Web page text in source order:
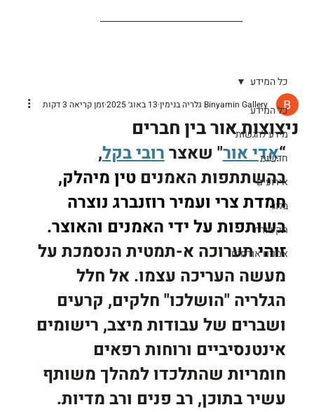
כל המידע
מידע להגשות
חדשות
אירועים
בלוג
תקשורת
אמנים אורחים
כל המידע
ניצוצות אור בין חברים
Binyamin Gallery גלריה בנימין 13 באוג׳ 2025 זמן קריאה 3 דקות
“אֵדֵי אור" שאצר רובי בקל,
בהשתתפות האמנים טין מיהלק,
חמדת צרי ועמיר רוזנברג נוצרה
בשותפות על ידי האמנים והאוצר.
זוהי תערוכה א-תמטית הנסמכת על
מעשה העריכה עצמו. אל חלל
הגלריה "הושלכו" חלקים, קרעים
ושברים של עבודות מיצב, רישומים
אינטנסיביים ורוחות רפאים
חומריות שהתלכדו למהלך משותף
עשיר בתוכן, רב פנים ורב מדיות.